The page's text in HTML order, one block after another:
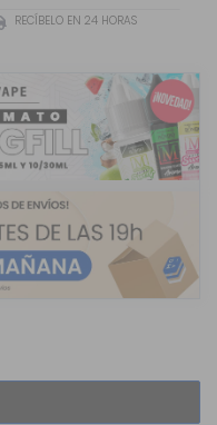
RECÍBELO EN 24 HORAS